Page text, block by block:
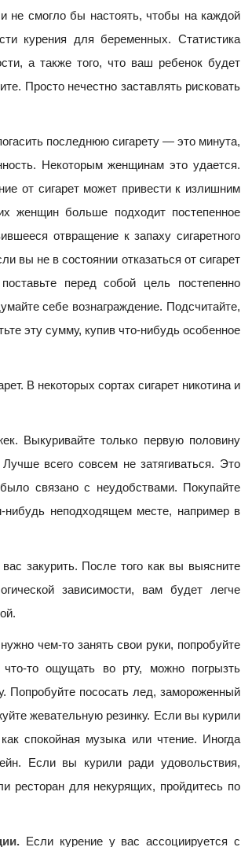
не смогло бы настоять, чтобы на каждой
курения для беременных. Статистика
а также того, что ваш ребенок будет
Просто нечестно заставлять рисковать
последнюю сигарету — это минута,
Некоторым женщинам это удается.
от сигарет может привести к излишним
женщин больше подходит постепенное
отвращение к запаху сигаретного
вы не в состоянии отказаться от сигарет
перед собой цель постепенно
себе вознаграждение. Подсчитайте,
эту сумму, купив что-нибудь особенное
В некоторых сортах сигарет никотина и
Выкуривайте только первую половину
всего совсем не затягиваться. Это
связано с неудобствами. Покупайте
нибудь неподходящем месте, например в
закурить. После того как вы выясните
зависимости, вам будет легче
чем-то занять свои руки, попробуйте
то ощущать во рту, можно погрызть
Попробуйте пососать лед, замороженный
жевательную резинку. Если вы курили
спокойная музыка или чтение. Иногда
Если вы курили ради удовольствия,
ресторан для некурящих, пройдитесь по
Если курение у вас ассоциируется с